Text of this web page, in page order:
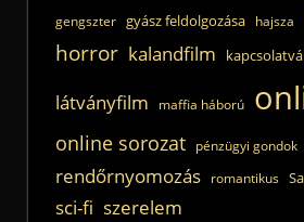
gengszter gyász feldolgozása hajsza
horror kalandfilm
látványfilm maffia háború
online sorozat pénzügyi gondok
rendőrnyomozás romantikus
sci-fi szerelem